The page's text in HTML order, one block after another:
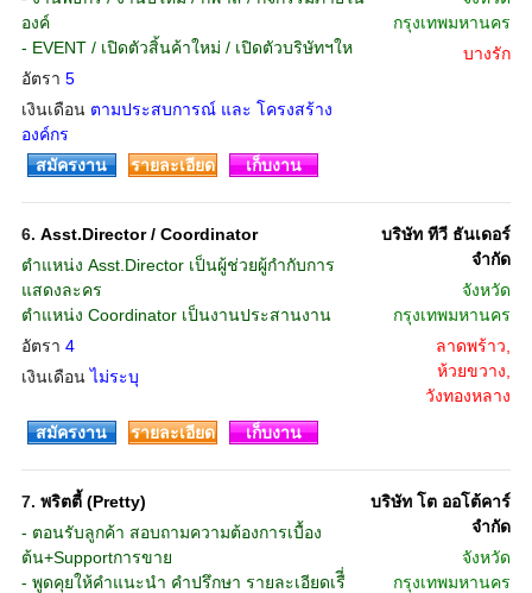
องค์
- EVENT / เปิดตัวสิ้นค้าใหม่ / เปิดตัวบริษัทฯให
อัตรา 5
เงินเดือน ตามประสบการณ์ และ โครงสร้าง
องค์กร
กรุงเทพมหานคร
บางรัก
สมัครงาน รายละเอียด เก็บงาน
6. Asst.Director / Coordinator
ตำแหน่ง Asst.Director เป็นผู้ช่วยผู้กำกับการ
แสดงละคร
ตำแหน่ง Coordinator เป็นงานประสานงาน
อัตรา 4
เงินเดือนไม่ระบุ
บริษัท ทีวี ธันเดอร์
จำกัด
จังหวัด
กรุงเทพมหานคร
ลาดพร้าว,
ห้วยขวาง,
วังทองหลาง
สมัครงาน
รายละเอียด เก็บงาน
7. พริตตี้ (Pretty)
- ตอนรับลูกค้า สอบถามความต้องการเบื้อง
ต้น+Supportการขาย
- พูดคุยให้คำแนะนำ คำปรึกษา รายละเอียดเรืี่
บริษัท โต ออโต้คาร์
จำกัด
จังหวัด
กรุงเทพมหานคร